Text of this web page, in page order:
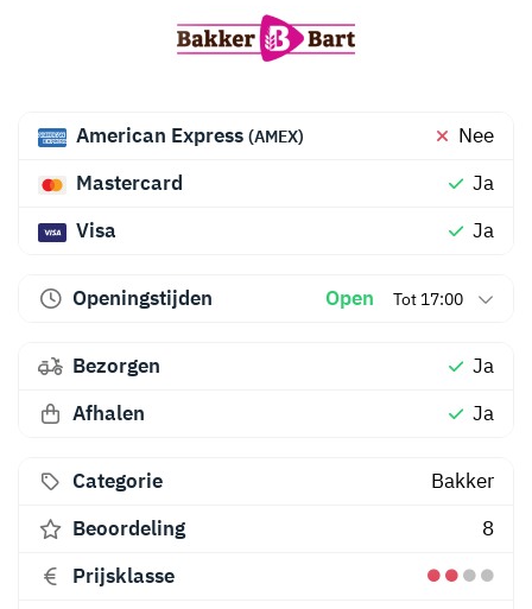
American Express (AMEX)
Nee
Mastercard
Ja
Visa
Ja
Openingstijden Open Tot 17:00
Bezorgen
Ja
Afhalen
Ja
Categorie
Bakker
Beoordeling
8
Prijsklasse